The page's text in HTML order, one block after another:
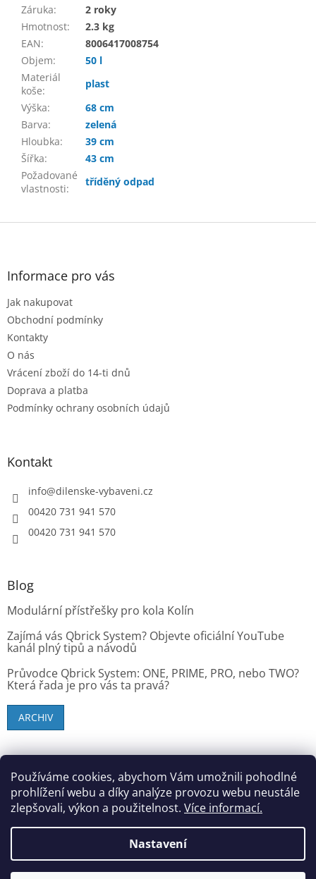
Používáme cookies, abychom Vám umožnili pohodlné
prohlížení webu a díky analýze provozu webu neustále
zlepšovali, výkon a použitelnost. Více informací.
Nastavení
Záruka:
2 roky
Hmotnost:
2.3 kg
EAN:
8006417008754
Objem:
50 l
Materiál
koše:
plast
Výška:
68 cm
Barva:
zelená
Hloubka:
39 cm
Šířka:
43 cm
Požadované
vlastnosti:
tříděný odpad
Z
Informace pro vás
Jak nakupovat
Obchodní podmínky
Kontakty
O nás
Vrácení zboží do 14-ti dnů
Doprava a platba
Podmínky ochrany osobních údajů
Kontakt
info@dilenske-vybaveni.cz
00420 731 941 570
00420 731 941 570
Blog
Modulární přístřešky pro kola Kolín
Zajímá vás Qbrick System? Objevte oficiální YouTube
kanál plný tipů a návodů
Průvodce Qbrick System: ONE, PRIME, PRO, nebo TWO?
Která řada je pro vás ta pravá?
ARCHIV